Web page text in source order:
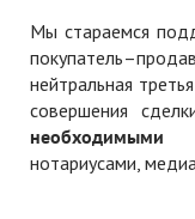
Мы стараемся
нейтральная
совершения
необходимыми
нотариусами,